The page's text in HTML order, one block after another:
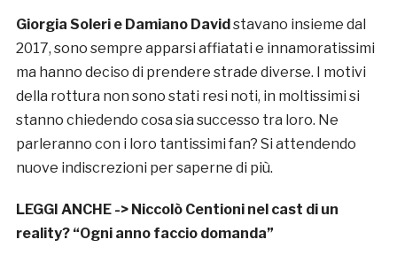
Giorgia Soleri e Damiano David stavano insieme dal
2017, sono sempre apparsi affiatati e innamoratissimi
ma hanno deciso di prendere strade diverse. I motivi
della rottura non sono stati resi noti, in moltissimi si
stanno chiedendo cosa sia successo tra loro. Ne
parleranno con i loro tantissimi fan? Si attendendo
nuove indiscrezioni per saperne di più.
LEGGI ANCHE -> Niccolò Centioni nel cast di un
reality? “Ogni anno faccio domanda”